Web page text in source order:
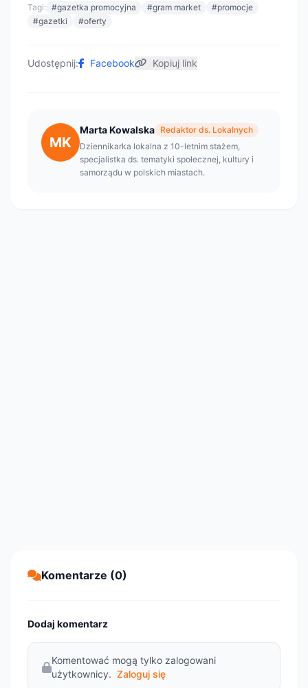
Tagi: #gazetka promocyjna #gram market
#promocje
#gazetki
#oferty
Udostępnij: Facebook Kopiuj link
MK
Marta Kowalska Redaktor ds. Lokalnych
Dziennikarka lokalna z 10-letnim stażem,
specjalistka ds. tematyki społecznej, kultury i
samorządu w polskich miastach.
Komentarze (0)
Dodaj komentarz
Komentować mogą tylko zalogowani
użytkownicy. Zaloguj się